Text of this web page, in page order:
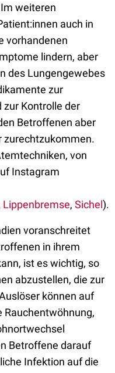
weiteren
auch in
vorhandenen
lindern, aber
des Lungengewebes
zur
zur Kontrolle der
Betroffenen aber
zurechtzukommen.
von
Instagram
Lippenbremse, Sichel).
voranschreitet
in ihrem
ist es wichtig, so
abzustellen, die zur
können auf
Rauchentwöhnung,
Betroffene darauf
Infektion auf die